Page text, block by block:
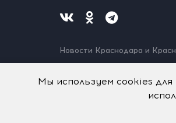
Новости Краснодара и
Нашли ошибку? Выделите и
Мы используем cookies